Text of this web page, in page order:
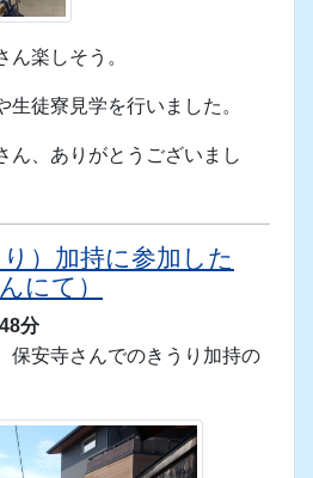
楽しそう。
生徒寮見学を行いました。
ん、ありがとうございまし